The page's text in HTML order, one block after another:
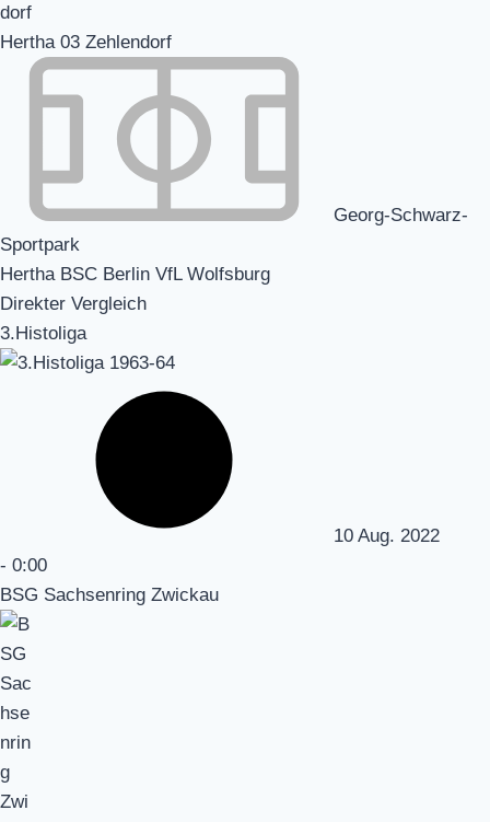
Hertha 03 Zehlendorf
Georg-Schwarz-
Sportpark
Hertha BSC Berlin VfL Wolfsburg
Direkter Vergleich
3.Histoliga
10 Aug. 2022
- 0:00
BSG Sachsenring Zwickau